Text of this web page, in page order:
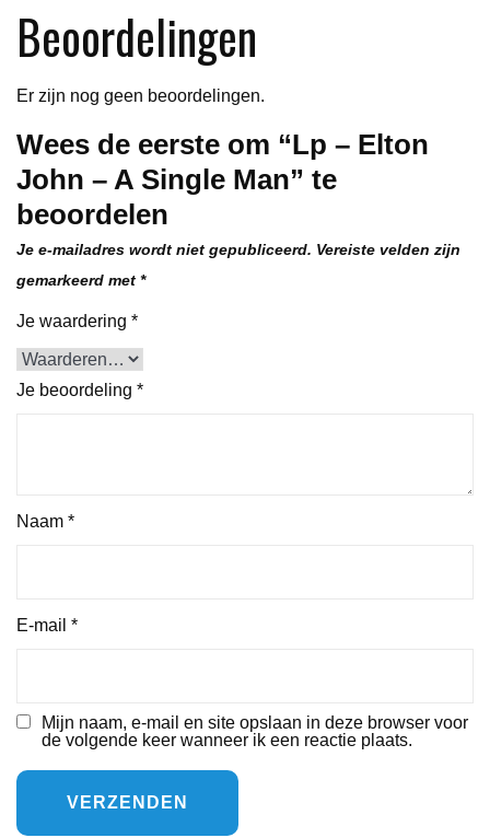
Beoordelingen
Er zijn nog geen beoordelingen.
Wees de eerste om “Lp – Elton
John – A Single Man” te
beoordelen
Je e-mailadres wordt niet gepubliceerd. Vereiste velden zijn
gemarkeerd met *
Je waardering *
Je beoordeling *
Naam *
E-mail *
Mijn naam, e-mail en site opslaan in deze browser voor
de volgende keer wanneer ik een reactie plaats.